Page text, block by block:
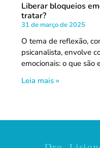
Liberar bloqueios
tratar?
31 de março de 2025
O tema de reflexão,
psicanalista, envolve
emocionais: o que são
Leia mais »